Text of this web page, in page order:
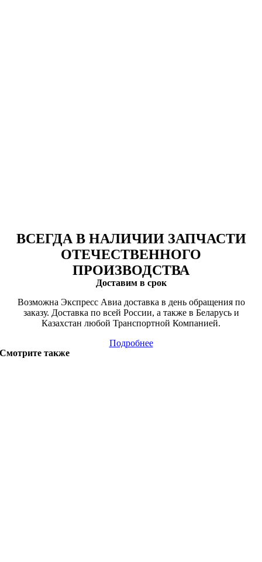
ВСЕГДА В НАЛИЧИИ ЗАПЧАСТИ
ОТЕЧЕСТВЕННОГО
ПРОИЗВОДСТВА
Доставим в срок
Возможна Экспресс Авиа доставка в день обращения по
заказу. Доставка по всей России, а также в Беларусь и
Казахстан любой Транспортной Компанией.
Подробнее
Смотрите также